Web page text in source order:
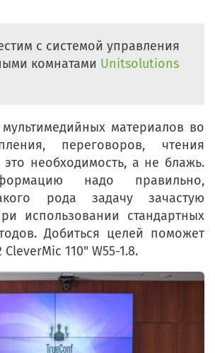
с системой управления
комнатами Unitsolutions
материалов во
переговоров, чтения
необходимость, а не блажь.
надо правильно,
рода задачу зачастую
использовании стандартных
Добиться целей поможет
110" W55-1.8.